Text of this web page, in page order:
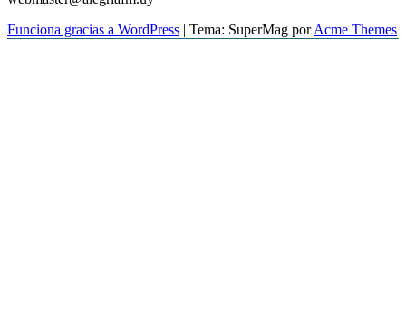
Funciona gracias a WordPress | Tema: SuperMag porAcme Themes